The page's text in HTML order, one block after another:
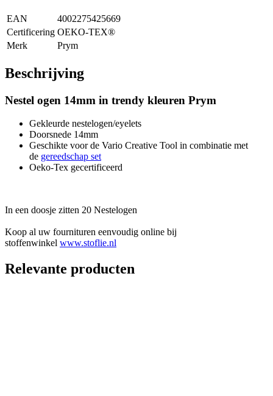
EAN
4002275425669
Certificering OEKO-TEX®
Merk
Prym
Beschrijving
Nestel ogen 14mm in trendy kleuren Prym
Gekleurde nestelogen/eyelets
Doorsnede 14mm
Geschikte voor de Vario Creative Tool in combinatie met
de gereedschap set
Oeko-Tex gecertificeerd
In een doosje zitten 20 Nestelogen
Koop al uw fournituren eenvoudig online bij
stoffenwinkel www.stoflie.nl
Relevante producten